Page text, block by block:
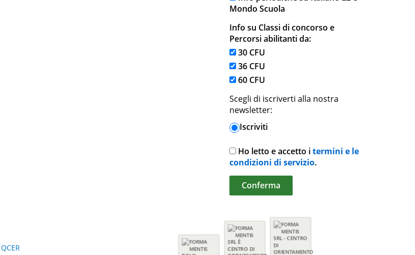
Mondo Scuola
Info su Classi di concorso e
Percorsi abilitanti da:
30 CFU
36 CFU
60 CFU
Scegli di iscriverti alla nostra
newsletter:
Iscriviti
Ho letto e accetto itermini e le
condizioni di servizio.